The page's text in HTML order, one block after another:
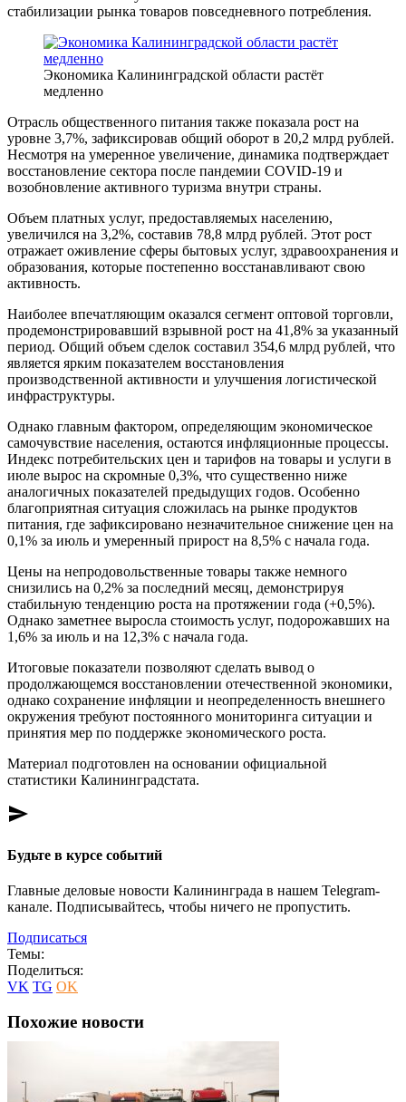
стабилизации рынка товаров повседневного потребления.
Экономика Калининградской области растёт
медленно
Отрасль общественного питания также показала рост на
уровне 3,7%, зафиксировав общий оборот в 20,2 млрд рублей.
Несмотря на умеренное увеличение, динамика подтверждает
восстановление сектора после пандемии COVID-19 и
возобновление активного туризма внутри страны.
Объем платных услуг, предоставляемых населению,
увеличился на 3,2%, составив 78,8 млрд рублей. Этот рост
отражает оживление сферы бытовых услуг, здравоохранения и
образования, которые постепенно восстанавливают свою
активность.
Наиболее впечатляющим оказался сегмент оптовой торговли,
продемонстрировавший взрывной рост на 41,8% за указанный
период. Общий объем сделок составил 354,6 млрд рублей, что
является ярким показателем восстановления
производственной активности и улучшения логистической
инфраструктуры.
Однако главным фактором, определяющим экономическое
самочувствие населения, остаются инфляционные процессы.
Индекс потребительских цен и тарифов на товары и услуги в
июле вырос на скромные 0,3%, что существенно ниже
аналогичных показателей предыдущих годов. Особенно
благоприятная ситуация сложилась на рынке продуктов
питания, где зафиксировано незначительное снижение цен на
0,1% за июль и умеренный прирост на 8,5% с начала года.
Цены на непродовольственные товары также немного
снизились на 0,2% за последний месяц, демонстрируя
стабильную тенденцию роста на протяжении года (+0,5%).
Однако заметнее выросла стоимость услуг, подорожавших на
1,6% за июль и на 12,3% с начала года.
Итоговые показатели позволяют сделать вывод о
продолжающемся восстановлении отечественной экономики,
однако сохранение инфляции и неопределенность внешнего
окружения требуют постоянного мониторинга ситуации и
принятия мер по поддержке экономического роста.
Материал подготовлен на основании официальной
статистики Калининградстата.
send
Будьте в курсе событий
Главные деловые новости Калининграда в нашем Telegram-
канале. Подписывайтесь, чтобы ничего не пропустить.
Подписаться
Темы:
Поделиться:
VK TG OK
Похожие новости